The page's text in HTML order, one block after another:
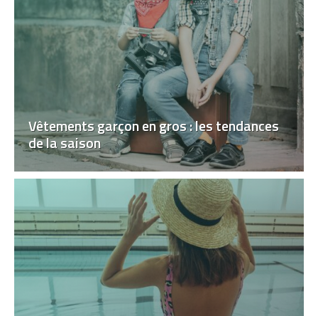
Vêtements garçon en gros : les tendances
de la saison